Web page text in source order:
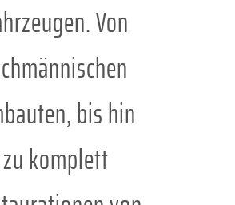
Von
bis hin
zu komplett